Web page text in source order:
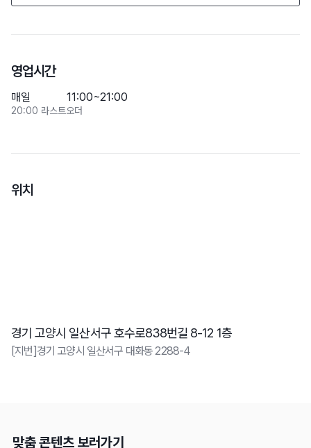
영업시간
매일 11:00~21:00
20:00 라스트오더
위치
경기 고양시 일산서구 호수로838번길 8-12 1층
[지번]경기 고양시 일산서구 대화동 2288-4
맞춤 콘텐츠 보러가기